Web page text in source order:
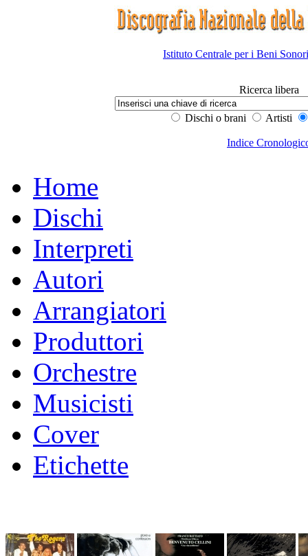
Istituto Centrale per i Beni
Ricerca libera
Dischi o brani Artisti
Indice
Home
Dischi
Interpreti
Autori
Arrangiatori
Produttori
Orchestre
Musicisti
Cover
Etichette